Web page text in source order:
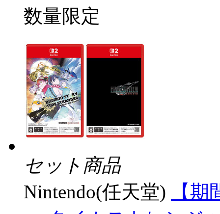
数量限定
セット商品
Nintendo(任天堂)
【